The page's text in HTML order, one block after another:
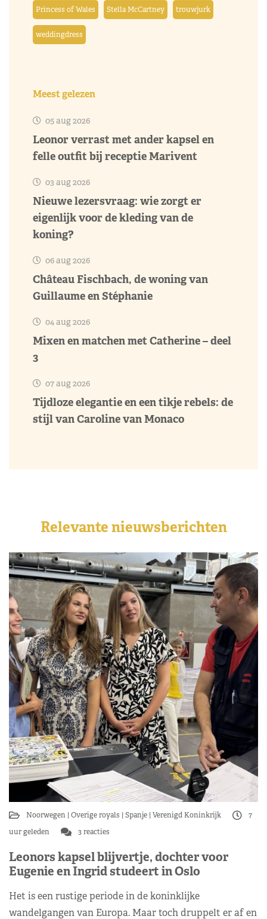
Princess of Wales Stella McCartney trouwjurk
weddingdress
Meest gelezen
05 aug 2026
Leonor verrast met ander kapsel en
felle outfit bij receptie Marivent
03 aug 2026
Nieuwe lezersvraag: wie zorgt er
eigenlijk voor de kleding van de
koning?
06 aug 2026
Château Fischbach, de woning van
Guillaume en Stéphanie
04 aug 2026
Mixen en matchen met Catherine – deel
3
07 aug 2026
Tijdloze elegantie en een tikje rebels: de
stijl van Caroline van Monaco
Relevante nieuwsberichten
Noorwegen Overige royals Spanje Verenigd Koninkrijk
7
uur geleden
3 reacties
Leonors kapsel blijvertje, dochter voor
Eugenie en Ingrid studeert in Oslo
Het is een rustige periode in de koninklijke
wandelgangen van Europa. Maar toch druppelt er af en